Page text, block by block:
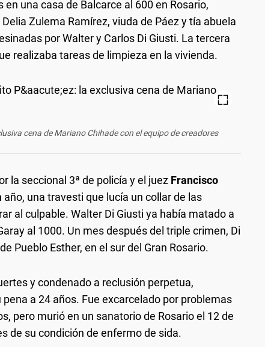
una casa de Balcarce al 600 en Rosario,
Zulema Ramírez, viuda de Páez y tía abuela
por Walter y Carlos Di Giusti. La tercera
realizaba tareas de limpieza en la vivienda.
cena de Mariano Chihade con el equipo de creadores
la seccional 3ª de policía y el juez Francisco
año, una travesti que lucía un collar de las
al culpable. Walter Di Giusti ya había matado a
al 1000. Un mes después del triple crimen, Di
Pueblo Esther, en el sur del Gran Rosario.
y condenado a reclusión perpetua,
a 24 años. Fue excarcelado por problemas
pero murió en un sanatorio de Rosario el 12 de
de su condición de enfermo de sida.